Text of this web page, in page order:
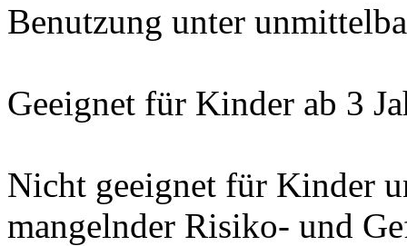
Benutzung unter
Geeignet für Kinder ab 3
Nicht geeignet für Kinder
mangelnder Risiko- und